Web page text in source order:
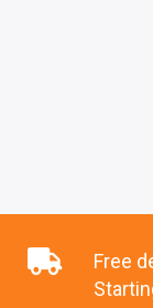
Free